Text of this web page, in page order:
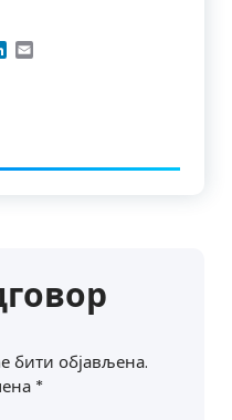
LinkedIn
бити објављена.
*